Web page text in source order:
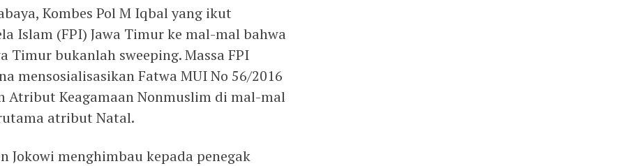
Kombes Pol M Iqbal yang ikut
Islam (FPI) Jawa Timur ke mal-mal bahwa
Timur bukanlah sweeping. Massa FPI
mensosialisasikan Fatwa MUI No 56/2016
Atribut Keagamaan Nonmuslim di mal-mal
atribut Natal.
Jokowi menghimbau kepada penegak